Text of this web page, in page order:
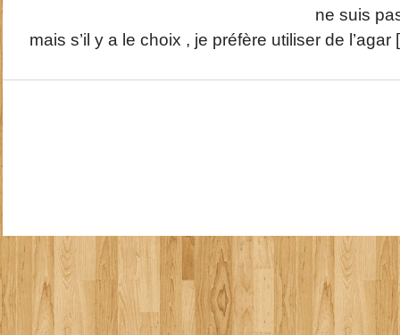
ne suis
mais s’il y a le choix , je préfère utiliser de